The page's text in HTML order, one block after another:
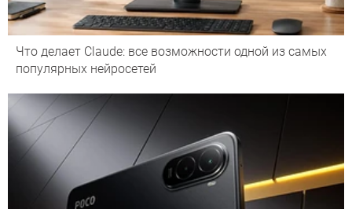
Что делает Сlaude: все возможности одной из самых
популярных нейросетей